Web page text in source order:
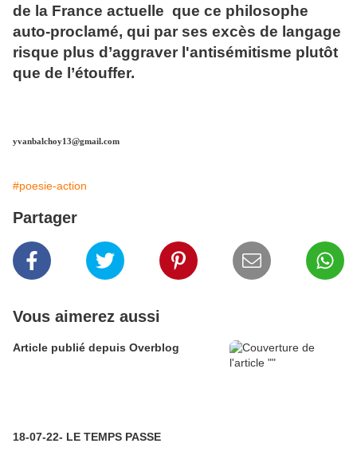
de la France actuelle que ce philosophe
auto-proclamé, qui par ses excès de langage
risque plus d’aggraver l'antisémitisme plutôt
que de l’étouffer.
yvanbalchoy13@gmail.com
#poesie-action
Partager
Vous aimerez aussi
Article publié depuis Overblog
18-07-22- LE TEMPS PASSE